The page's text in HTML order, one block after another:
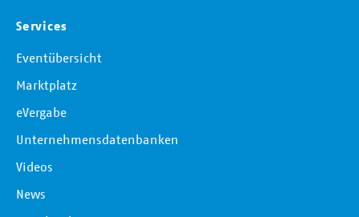
Services
Eventübersicht
Marktplatz
eVergabe
Unternehmensdatenbanken
Videos
News